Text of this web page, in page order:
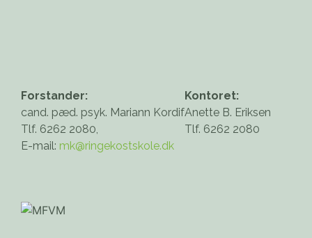
Forstander:
cand. pæd. psyk. Mariann Kordif
Tlf. 6262 2080,
E-mail: mk@ringekostskole.dk
Kontoret:
Anette B. Eriksen
Tlf. 6262 2080